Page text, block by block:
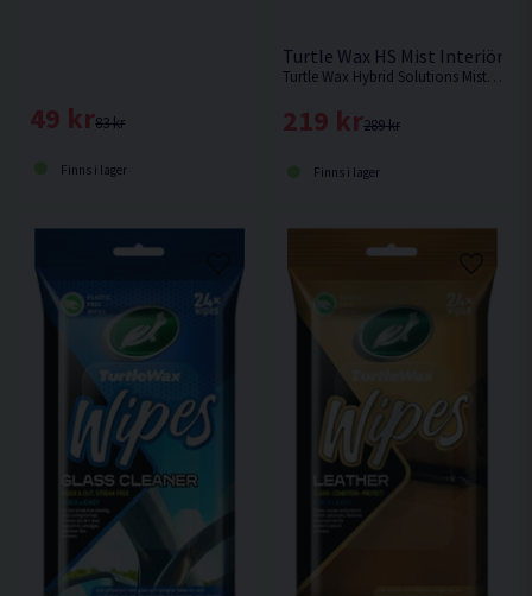
83 kr
49 kr
Finns i lager
Turtle Wax HS Mist
Turtle Wax Hybrid Solutions Mist Interior Detailer är en finsprayande interiörprodukt som inte blir flammig.
289 kr
219 kr
Finns i lager